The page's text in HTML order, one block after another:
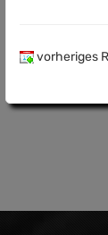
vorheriges